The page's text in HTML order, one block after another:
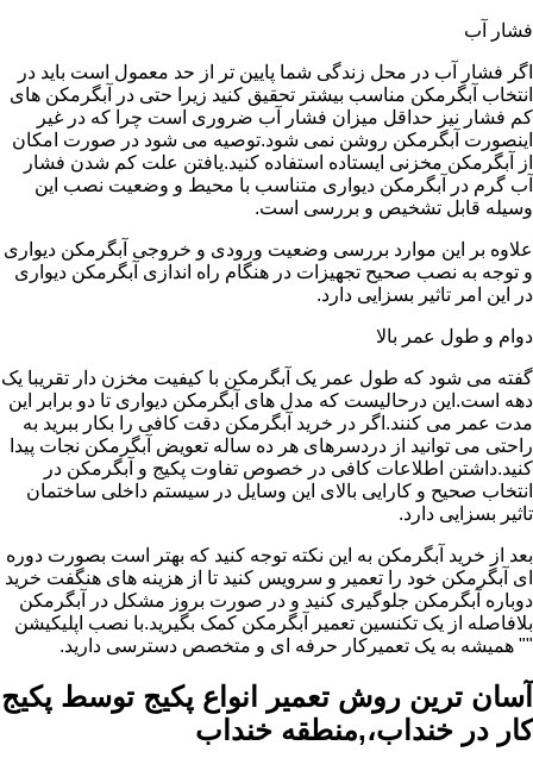
فشار آب
اگر فشار آب در محل زندگی شما پایین تر از حد معمول است باید در
انتخاب آبگرمکن مناسب بیشتر تحقیق کنید زیرا حتی در آبگرمکن های
کم فشار نیز حداقل میزان فشار آب ضروری است چرا که در غیر
اینصورت آبگرمکن روشن نمی شود.توصیه می شود در صورت امکان
از آبگرمکن مخزنی ایستاده استفاده کنید.یافتن علت کم شدن فشار
آب گرم در آبگرمکن دیواری متناسب با محیط و وضعیت نصب این
وسیله قابل تشخیص و بررسی است.
علاوه بر این موارد بررسی وضعیت ورودی و خروجی آبگرمکن دیواری
و توجه به نصب صحیح تجهیزات در هنگام راه اندازی آبگرمکن دیواری
در این امر تاثیر بسزایی دارد.
دوام و طول عمر بالا
گفته می شود که طول عمر یک آبگرمکن با کیفیت مخزن دار تقریبا یک
دهه است.این درحالیست که مدل های آبگرمکن دیواری تا دو برابر این
مدت عمر می کنند.اگر در خرید آبگرمکن دقت کافی را بکار ببرید به
راحتی می توانید از دردسرهای هر ده ساله تعویض آبگرمکن نجات پیدا
کنید.داشتن اطلاعات کافی در خصوص تفاوت پکیج و آبگرمکن در
انتخاب صحیح و کارایی بالای این وسایل در سیستم داخلی ساختمان
تاثیر بسزایی دارد.
بعد از خرید آبگرمکن به این نکته توجه کنید که بهتر است بصورت دوره
ای آبگرمکن خود را تعمیر و سرویس کنید تا از هزینه های هنگفت خرید
دوباره آبگرمکن جلوگیری کنید و در صورت بروز مشکل در آبگرمکن
بلافاصله از یک تکنسین تعمیر آبگرمکن کمک بگیرید.با نصب اپلیکیشن
"" همیشه به یک تعمیرکار حرفه ای و متخصص دسترسی دارید.
آسان ترین روش تعمیر انواع پکیج توسط پکیج
کار در خنداب،,منطقه خنداب